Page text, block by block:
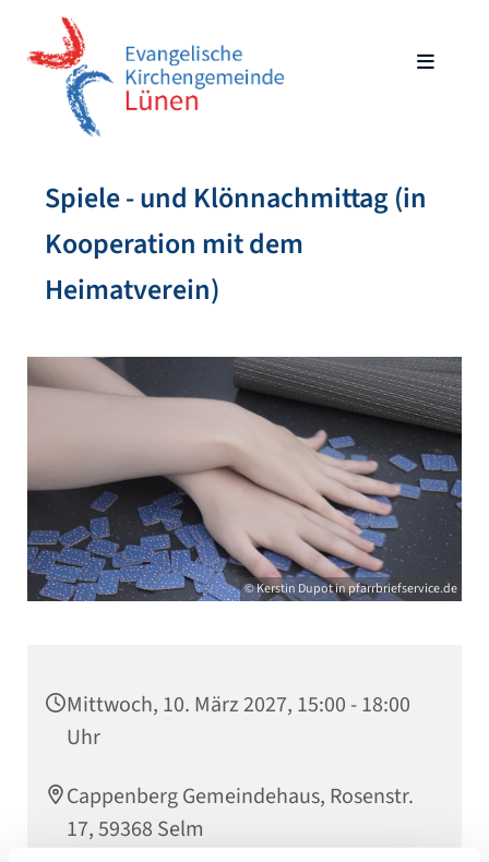
Spiele - und Klönnachmittag (in
Kooperation mit dem
Heimatverein)
© Kerstin Dupot in pfarrbriefservice.de
Mittwoch, 10. März 2027, 15:00 - 18:00
Uhr
Cappenberg Gemeindehaus, Rosenstr.
17, 59368 Selm